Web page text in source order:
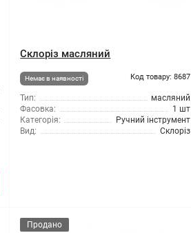
Склоріз масляний
Немає в наявності Код товару: 8687
Тип:
масляний
Фасовка:
1 шт
Категорія:
Ручний інструмент
Вид:
Склоріз
Продано